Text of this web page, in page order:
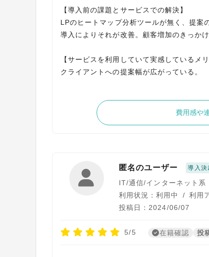
【導入前の課題とサービスでの解決】
LPのヒートマップ分析ツールが無く、提案
導入によりそれが改善。顧客増加のきっか
【サービスを利用していて実感しているメリ
クライアントへの提案幅が広がっている。
費用感や
匿名のユーザー 導入決
IT/通信/インターネット系
利用状況：利用中
/ 利用
投稿日：2024/06/07
5/5 在籍確認 投